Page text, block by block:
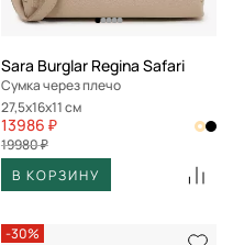
Sara Burglar Regina Safari
Сумка через плечо
27,5x16x11 см
13986 ₽
19980 ₽
В КОРЗИНУ
-30%